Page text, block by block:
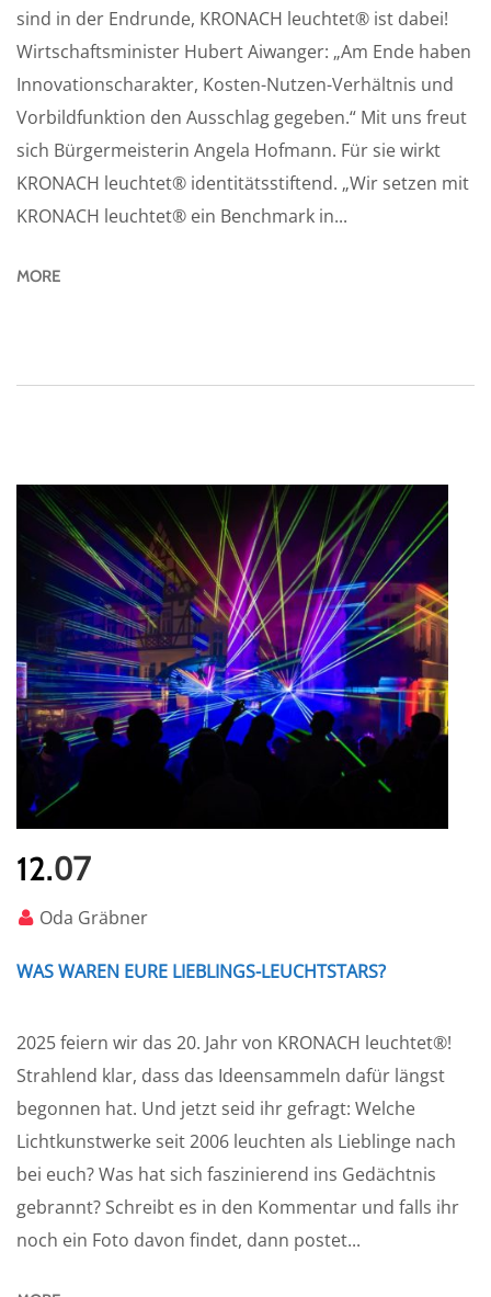
sind in der Endrunde, KRONACH leuchtet® ist dabei!
Wirtschaftsminister Hubert Aiwanger: „Am Ende haben
Innovationscharakter, Kosten-Nutzen-Verhältnis und
Vorbildfunktion den Ausschlag gegeben.“ Mit uns freut
sich Bürgermeisterin Angela Hofmann. Für sie wirkt
KRONACH leuchtet® identitätsstiftend. „Wir setzen mit
KRONACH leuchtet® ein Benchmark in...
MORE
12.07
Oda Gräbner
WAS WAREN EURE LIEBLINGS-LEUCHTSTARS?
2025 feiern wir das 20. Jahr von KRONACH leuchtet®!
Strahlend klar, dass das Ideensammeln dafür längst
begonnen hat. Und jetzt seid ihr gefragt: Welche
Lichtkunstwerke seit 2006 leuchten als Lieblinge nach
bei euch? Was hat sich faszinierend ins Gedächtnis
gebrannt? Schreibt es in den Kommentar und falls ihr
noch ein Foto davon findet, dann postet...